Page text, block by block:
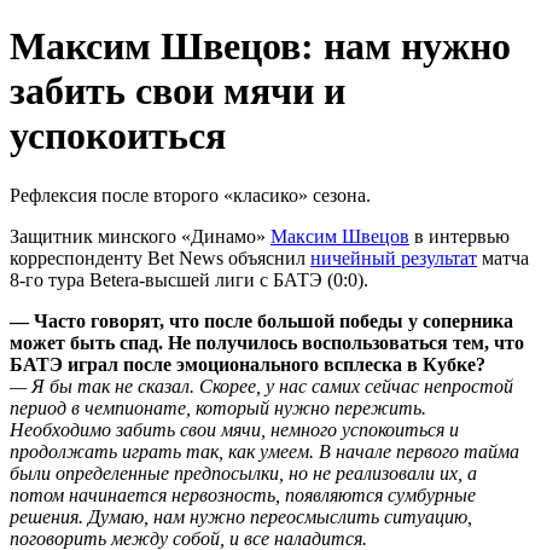
Максим Швецов: нам нужно
забить свои мячи и
успокоиться
Рефлексия после второго «класико» сезона.
Защитник минского «Динамо» Максим Швецов в интервью
корреспонденту Bet News объяснил ничейный результат матча
8-го тура Betera-высшей лиги с БАТЭ (0:0).
— Часто говорят, что после большой победы у соперника
может быть спад. Не получилось воспользоваться тем, что
БАТЭ играл после эмоционального всплеска в Кубке?
— Я бы так не сказал. Скорее, у нас самих сейчас непростой
период в чемпионате, который нужно пережить.
Необходимо забить свои мячи, немного успокоиться и
продолжать играть так, как умеем. В начале первого тайма
были определенные предпосылки, но не реализовали их, а
потом начинается нервозность, появляются сумбурные
решения. Думаю, нам нужно переосмыслить ситуацию,
поговорить между собой, и все наладится.